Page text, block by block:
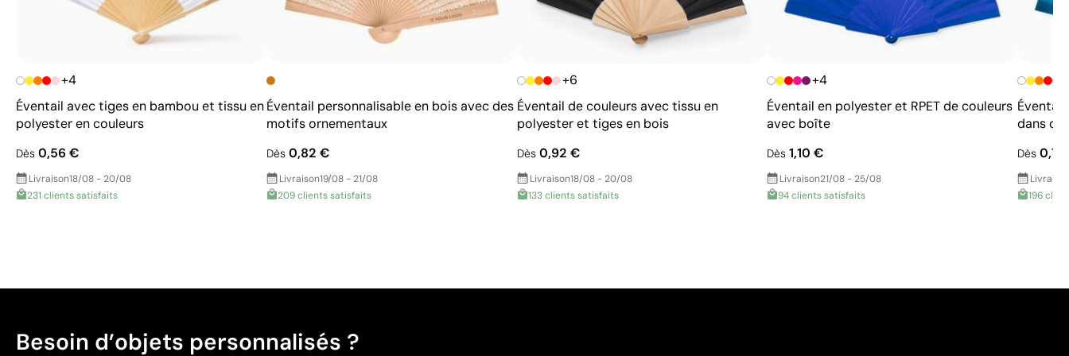
+4
Éventail avec tiges en bambou et tissu en
polyester en couleurs
Dès 0,56 €
Livraison18/08 - 20/08
231 clients satisfaits
Éventail personnalisable en bois avec des
motifs ornementaux
Dès0,82 €
Livraison19/08 - 21/08
209 clients satisfaits
+6
Éventail de couleurs avec tissu en
polyester et tiges en bois
Dès0,92 €
Livraison18/08 - 20/08
133 clients satisfaits
+4
Éventail en polyester et RPET de couleurs
avec boîte
Dès 1,10 €
Livraison21/08 - 25/08
94 clients satisfaits
dans de
Dès 0,71
196
Besoin d’objets personnalisés ?